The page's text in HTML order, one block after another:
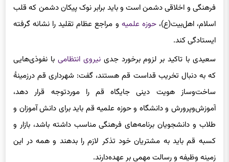
حیا و عفاف زبان‌زد خاص و عام بوده است اما اکنون درگیر هجوم
فرهنگی و اخلاقی دشمن است و باید برابر نوک پیکان دشمن که قلب
اسلام، اهل‌بیت(ع)،
ایستادگی کند.
سعیدی با تاکید بر لزوم برخورد جدینیروی انتظامیبا نفوذی‌هایی
که به دنبال تخریب قداست قم هستند، گفت: شهرداری قم درزمینهٔ
ساخت‌وساز هویت دینی جایگاه قم را موردتوجه قرار دهد،
آموزش‌وپرورش و دانشگاه و حوزه علمیه قم باید برای دانش آموزان و
طلاب و دانشجویان برنامه‌های فرهنگی مناسب داشته باشد، بازار و
کسبه قم باید به مشتریان خود تذکر لازم را بدهند و همه در این